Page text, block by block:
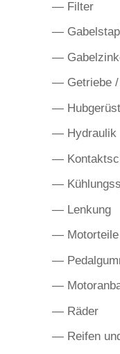
— Filter
—
—
— Getriebe /
— Hubgerüst
— Hydraulik
—
—
— Lenkung
— Motorteile
—
—
— Räder
— Reifen